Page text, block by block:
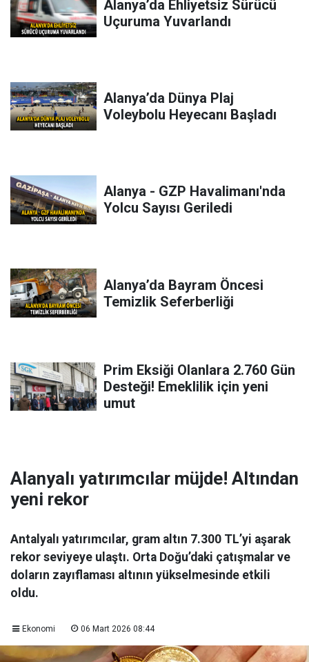
Alanya’da Ehliyetsiz Sürücü
Uçuruma Yuvarlandı
Alanya’da Dünya Plaj
Voleybolu Heyecanı Başladı
Alanya - GZP Havalimanı'nda
Yolcu Sayısı Geriledi
Alanya’da Bayram Öncesi
Temizlik Seferberliği
Prim Eksiği Olanlara 2.760 Gün
Desteği! Emeklilik için yeni
umut
Alanyalı yatırımcılar müjde! Altından
yeni rekor
Antalyalı yatırımcılar, gram altın 7.300 TL’yi aşarak
rekor seviyeye ulaştı. Orta Doğu’daki çatışmalar ve
doların zayıflaması altının yükselmesinde etkili
oldu.
Ekonomi 06 Mart 2026 08:44